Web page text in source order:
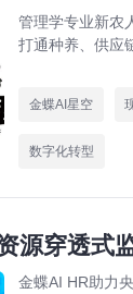
管理学专业新农
打通种养、供应
金蝶AI星空
数字化转型
源穿透式
金蝶AI HR助力